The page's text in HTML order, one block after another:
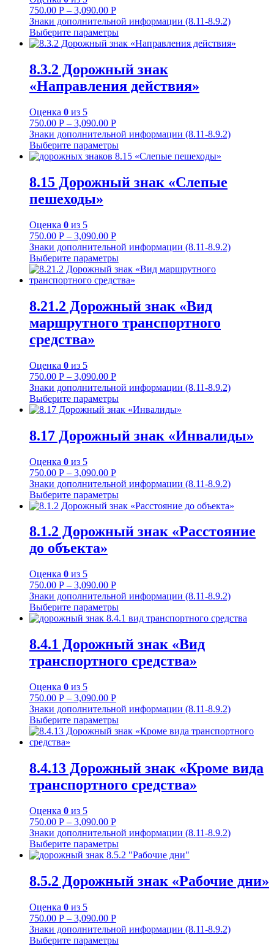
750.00 Р – 3,090.00 Р
Знаки дополнительной информации (8.11-8.9.2)
Выберите параметры
8.3.2 Дорожный знак
«Направления действия»
Оценка 0 из 5
750.00 Р – 3,090.00 Р
Знаки дополнительной информации (8.11-8.9.2)
Выберите параметры
8.15 Дорожный знак «Слепые
пешеходы»
Оценка 0 из 5
750.00 Р – 3,090.00 Р
Знаки дополнительной информации (8.11-8.9.2)
Выберите параметры
8.21.2 Дорожный знак «Вид
маршрутного транспортного
средства»
Оценка 0 из 5
750.00 Р – 3,090.00 Р
Знаки дополнительной информации (8.11-8.9.2)
Выберите параметры
8.17 Дорожный знак «Инвалиды»
Оценка 0 из 5
750.00 Р – 3,090.00 Р
Знаки дополнительной информации (8.11-8.9.2)
Выберите параметры
8.1.2 Дорожный знак «Расстояние
до объекта»
Оценка 0 из 5
750.00 Р – 3,090.00 Р
Знаки дополнительной информации (8.11-8.9.2)
Выберите параметры
8.4.1 Дорожный знак «Вид
транспортного средства»
Оценка 0 из 5
750.00 Р – 3,090.00 Р
Знаки дополнительной информации (8.11-8.9.2)
Выберите параметры
8.4.13 Дорожный знак «Кроме вида
транспортного средства»
Оценка 0 из 5
750.00 Р – 3,090.00 Р
Знаки дополнительной информации (8.11-8.9.2)
Выберите параметры
8.5.2 Дорожный знак «Рабочие дни»
Оценка 0 из 5
750.00 Р – 3,090.00 Р
Знаки дополнительной информации (8.11-8.9.2)
Выберите параметры